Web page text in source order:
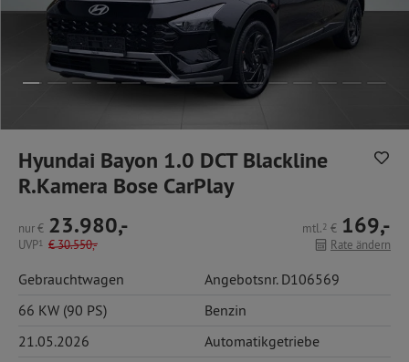
Hyundai Bayon 1.0 DCT Blackline
R.Kamera Bose CarPlay
nur€ 23.980,-
UVP1 €30.550,-
mtl.2 € 169,-
Rate ändern
Gebrauchtwagen
Angebotsnr. D106569
66 KW (90 PS)
Benzin
21.05.2026
Automatikgetriebe